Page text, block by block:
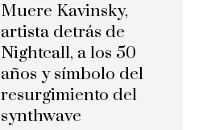
Muere Kavinsky,
artista detrás de
Nightcall, a los 50
años y símbolo del
resurgimiento del
synthwave